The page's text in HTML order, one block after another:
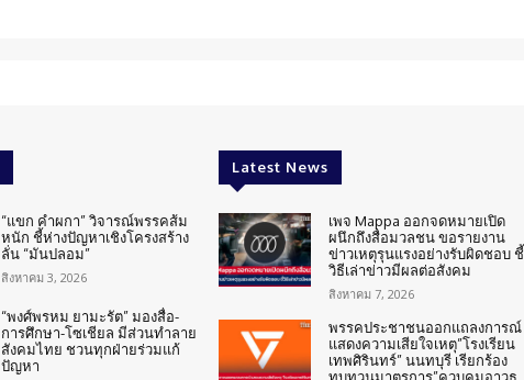
“แขก คำผกา” วิจารณ์พรรคส้ม
หนัก ชี้ห่างปัญหาเชิงโครงสร้าง
ลั่น “มันปลอม”
สิงหาคม 3, 2026
“พงศ์พรหม ยามะรัต” มองสื่อ-
การศึกษา-โซเชียล มีส่วนทำลาย
สังคมไทย ชวนทุกฝ่ายร่วมแก้
ปัญหา
Latest News
เพจ Mappa ออกจดหมายเปิด
ผนึกถึงสื่อมวลชน ขอรายงาน
ข่าวเหตุรุนแรงอย่างรับผิดชอบ ชี้
วิธีเล่าข่าวมีผลต่อสังคม
สิงหาคม 7, 2026
พรรคประชาชนออกแถลงการณ์
แสดงความเสียใจเหตุ”โรงเรียน
เทพศิรินทร์” นนทบุรี เรียกร้อง